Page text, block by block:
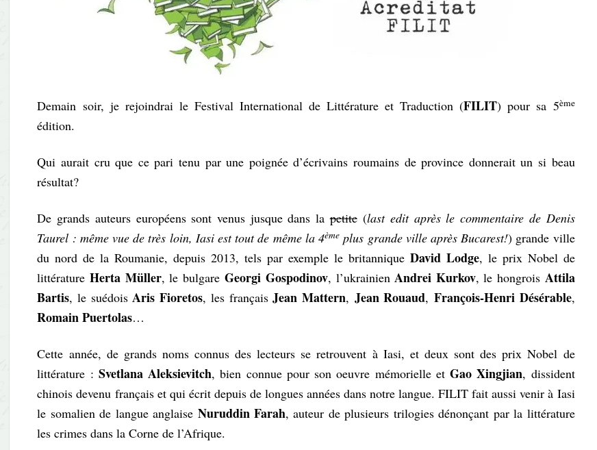
Demain soir, je rejoindrai le Festival International de Littérature et Traduction (FILIT) pour sa 5ème
édition.
Qui aurait cru que ce pari tenu par une poignée d’écrivains roumains de province donnerait un si beau
résultat?
De grands auteurs européens sont venus jusque dans lapetite(last edit après le commentaire de Denis
Taurel : même vue de très loin, Iasi est tout de même la 4ème plus grande ville après Bucarest!) grande ville
du nord de la Roumanie, depuis 2013, tels par exemple le britannique David Lodge, le prix Nobel de
littératureHerta Müller, le bulgareGeorgi Gospodinov, l’ukrainienAndrei Kurkov, le hongrois Attila
Bartis, le suédoisAris Fioretos, les françaisJean Mattern, Jean Rouaud, François-Henri Désérable,
Romain Puertolas…
Cette année, de grands noms connus des lecteurs se retrouvent à Iasi, et deux sont des prix Nobel de
littérature : Svetlana Aleksievitch, bien connue pour son oeuvre mémorielle etGao Xingjian, dissident
chinois devenu français et qui écrit depuis de longues années dans notre langue. FILIT fait aussi venir à Iasi
le somalien de langue anglaise Nuruddin Farah, auteur de plusieurs trilogies dénonçant par la littérature
les crimes dans la Corne de l’Afrique.